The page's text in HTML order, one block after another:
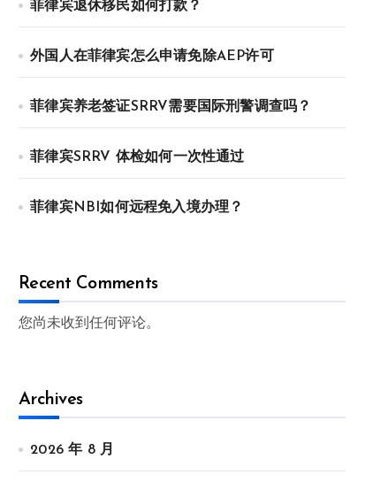
菲律宾退休移民如何打款？
外国人在菲律宾怎么申请免除AEP许可
菲律宾养老签证SRRV需要国际刑警调查吗？
菲律宾SRRV 体检如何一次性通过
菲律宾NBI如何远程免入境办理？
Recent Comments
您尚未收到任何评论。
Archives
2026 年 8 月